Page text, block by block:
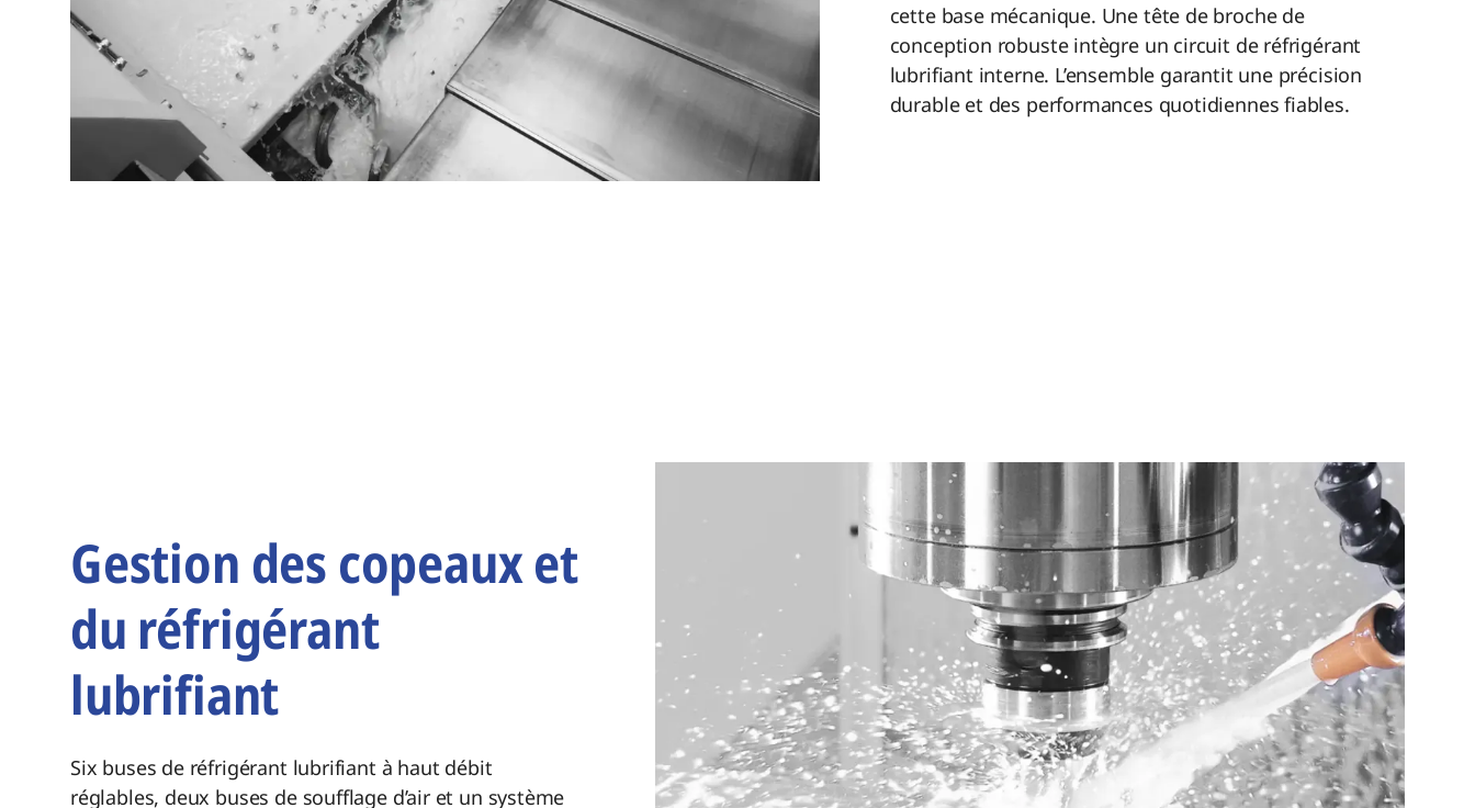
cette base mécanique. Une tête de broche de
conception robuste intègre un circuit de réfrigérant
lubrifiant interne. L’ensemble garantit une précision
durable et des performances quotidiennes fiables.
Gestion des copeaux et
du réfrigérant
lubrifiant
Six buses de réfrigérant lubrifiant à haut débit
réglables, deux buses de soufflage d’air et un système